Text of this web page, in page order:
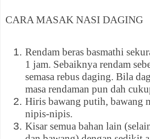
CARA MASAK NASI DAGING
Rendam beras basmathi
1 jam. Sebaiknya rendam
semasa rebus daging. Bila
masa rendaman pun dah
Hiris bawang putih, bawang
nipis-nipis.
Kisar semua bahan lain